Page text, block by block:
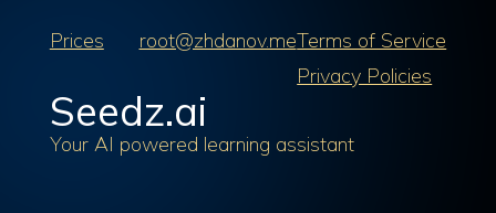
Prices root@zhdanov.meTerms of Service
Privacy Policies
Seedz.ai
Your AI powered learning assistant